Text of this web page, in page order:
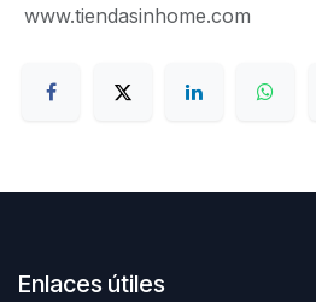
www.tiendasinhome.com
Enlaces útiles